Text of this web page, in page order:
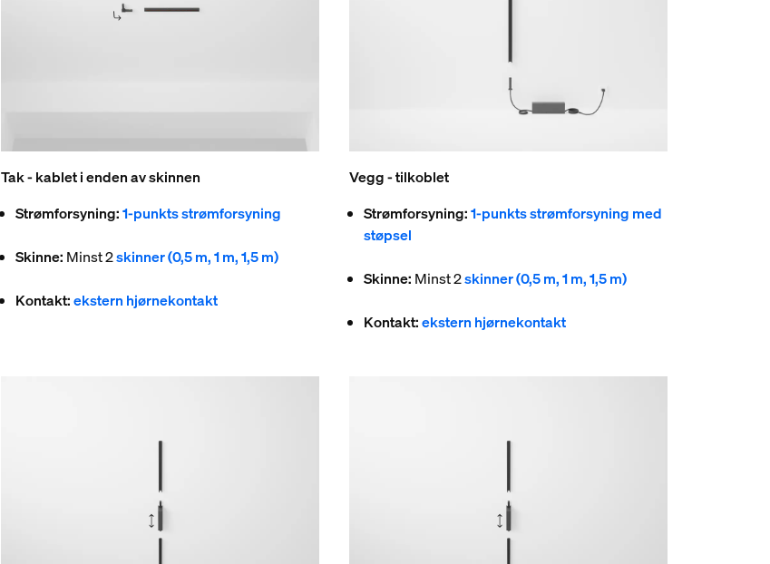
Tak - kablet i enden av skinnen
Strømforsyning: 1-punkts strømforsyning
Skinne: Minst 2skinner (0,5 m, 1 m, 1,5 m)
Kontakt: ekstern hjørnekontakt
Vegg - tilkoblet
Strømforsyning:1-punkts strømforsyning med
støpsel
Skinne: Minst 2skinner (0,5 m, 1 m, 1,5 m)
Kontakt:ekstern hjørnekontakt